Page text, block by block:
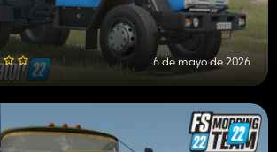
6 de mayo de 2026